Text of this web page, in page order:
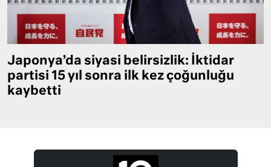
Japonya’da siyasi belirsizlik: İktidar
partisi 15 yıl sonra ilk kez çoğunluğu
kaybetti